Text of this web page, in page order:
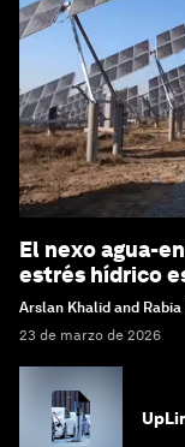
El nexo agua-
estrés hídrico
Arslan Khalid and
23 de marzo de 2026